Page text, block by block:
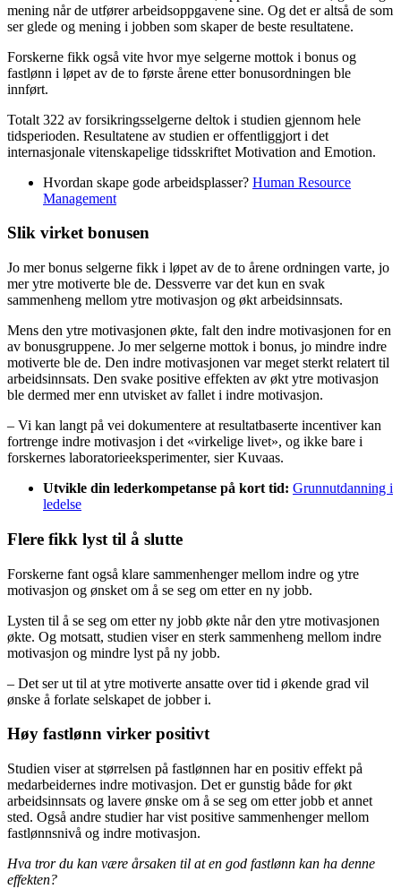
mening når de utfører arbeidsoppgavene sine. Og det er altså de som
ser glede og mening i jobben som skaper de beste resultatene.
Forskerne fikk også vite hvor mye selgerne mottok i bonus og
fastlønn i løpet av de to første årene etter bonusordningen ble
innført.
Totalt 322 av forsikringsselgerne deltok i studien gjennom hele
tidsperioden. Resultatene av studien er offentliggjort i det
internasjonale vitenskapelige tidsskriftet Motivation and Emotion.
Hvordan skape gode arbeidsplasser? Human Resource
Management
Slik virket bonusen
Jo mer bonus selgerne fikk i løpet av de to årene ordningen varte, jo
mer ytre motiverte ble de. Dessverre var det kun en svak
sammenheng mellom ytre motivasjon og økt arbeidsinnsats.
Mens den ytre motivasjonen økte, falt den indre motivasjonen for en
av bonusgruppene. Jo mer selgerne mottok i bonus, jo mindre indre
motiverte ble de. Den indre motivasjonen var meget sterkt relatert til
arbeidsinnsats. Den svake positive effekten av økt ytre motivasjon
ble dermed mer enn utvisket av fallet i indre motivasjon.
– Vi kan langt på vei dokumentere at resultatbaserte incentiver kan
fortrenge indre motivasjon i det «virkelige livet», og ikke bare i
forskernes laboratorieeksperimenter, sier Kuvaas.
Utvikle din lederkompetanse på kort tid: Grunnutdanning i
ledelse
Flere fikk lyst til å slutte
Forskerne fant også klare sammenhenger mellom indre og ytre
motivasjon og ønsket om å se seg om etter en ny jobb.
Lysten til å se seg om etter ny jobb økte når den ytre motivasjonen
økte. Og motsatt, studien viser en sterk sammenheng mellom indre
motivasjon og mindre lyst på ny jobb.
– Det ser ut til at ytre motiverte ansatte over tid i økende grad vil
ønske å forlate selskapet de jobber i.
Høy fastlønn virker positivt
Studien viser at størrelsen på fastlønnen har en positiv effekt på
medarbeidernes indre motivasjon. Det er gunstig både for økt
arbeidsinnsats og lavere ønske om å se seg om etter jobb et annet
sted. Også andre studier har vist positive sammenhenger mellom
fastlønnsnivå og indre motivasjon.
Hva tror du kan være årsaken til at en god fastlønn kan ha denne
effekten?